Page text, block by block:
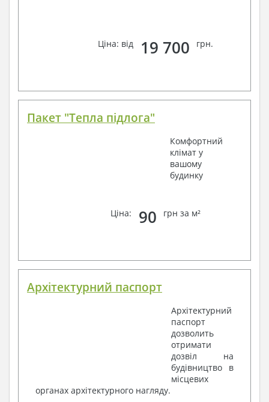
Ціна: від 19 700 грн.
Пакет "Тепла підлога"
Комфортний
клімат у
вашому
будинку
Ціна: 90 грн за м²
Архітектурний паспорт
Архітектурний
паспорт
дозволить
отримати
дозвіл на
будівництво в
місцевих
органах архітектурного нагляду.